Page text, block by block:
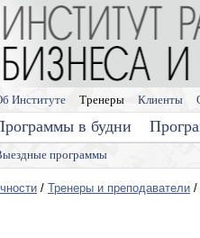
программы
в будни
Институте Тренеры Клиенты
/ Тренеры и преподаватели /